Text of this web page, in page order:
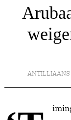
ANTILLIAANS